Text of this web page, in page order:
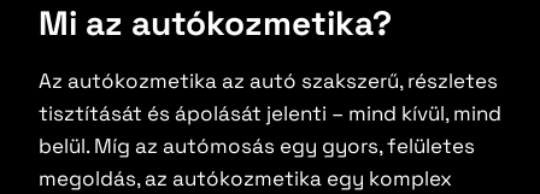
Mi az autókozmetika?
Az autókozmetika az autó szakszerű, részletes
tisztítását és ápolását jelenti – mind kívül, mind
belül. Míg az autómosás egy gyors, felületes
megoldás, az autókozmetika egy komplex